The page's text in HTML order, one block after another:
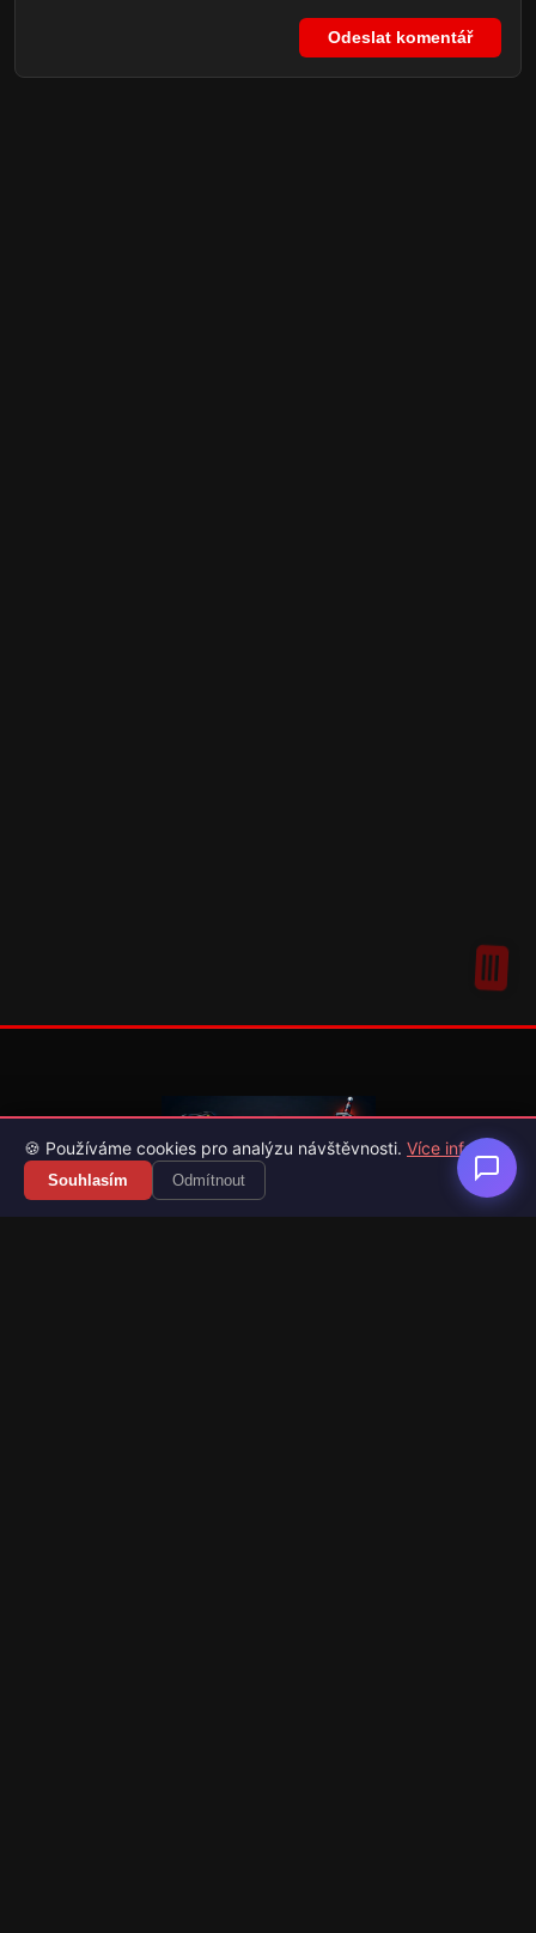
Odeslat komentář
Váš průvodce světem videoher. Novinky, recenze a česko-
slovenské překlady her.
🍪 Používáme cookies pro analýzu návštěvnosti. Více info
Souhlasím Odmítnout